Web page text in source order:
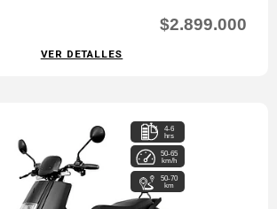
$2.899.000
VER DETALLES
4-6
hrs
50-65
km/h
50-70
km